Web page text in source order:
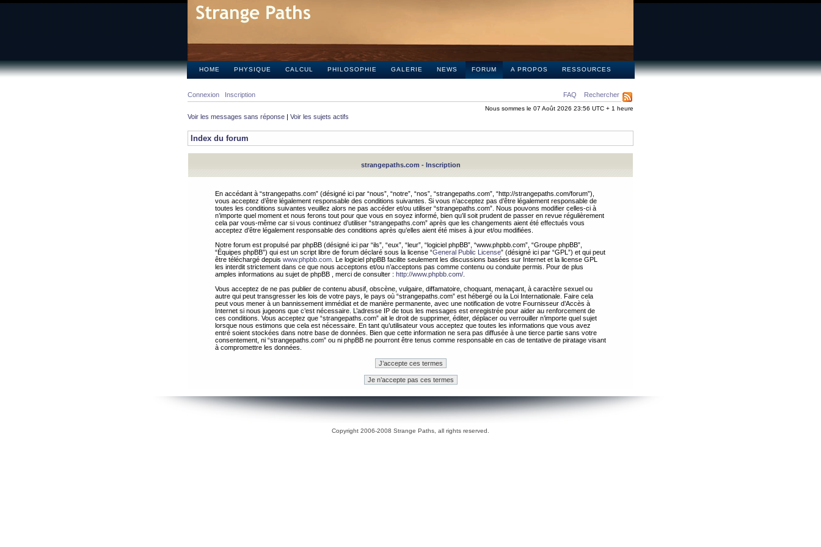
HOME PHYSIQUE CALCUL PHILOSOPHIE GALERIE NEWS FORUM A PROPOS RESSOURCES
FAQ Rechercher
Connexion Inscription
Nous sommes le 07 Août 2026 23:56 UTC + 1 heure
Voir les messages sans réponse | Voir les sujets actifs
Index du forum
strangepaths.com - Inscription
En accédant à “strangepaths.com” (désigné ici par “nous”, “notre”, “nos”, “strangepaths.com”, “http://strangepaths.com/forum”),
vous acceptez d’être légalement responsable des conditions suivantes. Si vous n’acceptez pas d’être légalement responsable de
toutes les conditions suivantes veuillez alors ne pas accéder et/ou utiliser “strangepaths.com”. Nous pouvons modifier celles-ci à
n’importe quel moment et nous ferons tout pour que vous en soyez informé, bien qu’il soit prudent de passer en revue régulièrement
cela par vous-même car si vous continuez d’utiliser “strangepaths.com” après que les changements aient été effectués vous
acceptez d’être légalement responsable des conditions après qu’elles aient été mises à jour et/ou modifiées.
Notre forum est propulsé par phpBB (désigné ici par “ils”, “eux”, “leur”, “logiciel phpBB”, “www.phpbb.com”, “Groupe phpBB”,
“Équipes phpBB”) qui est un script libre de forum déclaré sous la license “General Public License” (désigné ici par “GPL”) et qui peut
être téléchargé depuis www.phpbb.com . Le logiciel phpBB facilite seulement les discussions basées sur Internet et la license GPL
les interdit strictement dans ce que nous acceptons et/ou n’acceptons pas comme contenu ou conduite permis. Pour de plus
amples informations au sujet de phpBB , merci de consulter : http://www.phpbb.com/
Vous acceptez de ne pas publier de contenu abusif, obscène, vulgaire, diffamatoire, choquant, menaçant, à caractère sexuel ou
autre qui peut transgresser les lois de votre pays, le pays où “strangepaths.com” est hébergé ou la Loi Internationale. Faire cela
peut vous mener à un bannissement immédiat et de manière permanente, avec une notification de votre Fournisseur d’Accès à
Internet si nous jugeons que c’est nécessaire. L’adresse IP de tous les messages est enregistrée pour aider au renforcement de
ces conditions. Vous acceptez que “strangepaths.com” ait le droit de supprimer, éditer, déplacer ou verrouiller n’importe quel sujet
lorsque nous estimons que cela est nécessaire. En tant qu’utilisateur vous acceptez que toutes les informations que vous avez
entré soient stockées dans notre base de données. Bien que cette information ne sera pas diffusée à une tierce partie sans votre
consentement, ni “strangepaths.com” ou ni phpBB ne pourront être tenus comme responsable en cas de tentative de piratage visant
à compromettre les données.
Copyright 2006-2008 Strange Paths, all rights reserved.